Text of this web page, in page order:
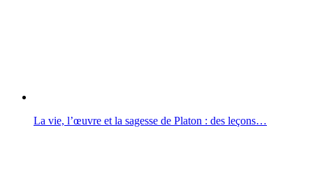
La vie, l’œuvre et la sagesse de Platon : des leçons…